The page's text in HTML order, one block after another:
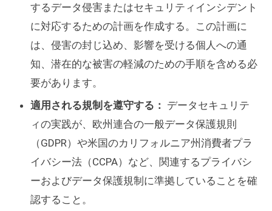
するデータ侵害またはセキュリティインシデント
に対応するための計画を作成する。この計画に
は、侵害の封じ込め、影響を受ける個人への通
知、潜在的な被害の軽減のための手順を含める必
要があります。
適用される規制を遵守する： データセキュリテ
ィの実践が、欧州連合の一般データ保護規則
（GDPR）や米国のカリフォルニア州消費者プラ
イバシー法（CCPA）など、関連するプライバシ
ーおよびデータ保護規制に準拠していることを確
認すること。